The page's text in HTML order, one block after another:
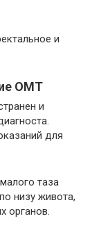
и
ОМТ
и
для
таза
низу живота,
органов.